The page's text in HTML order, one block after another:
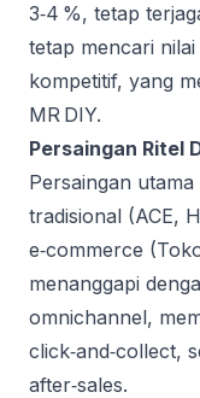
3‑4 %, tetap
tetap mencari
kompetitif, yang
MR DIY.
Persaingan Ritel
Persaingan
tradisional (ACE,
e‑commerce
menanggapi
omnichannel,
click‑and‑collect,
after‑sales.